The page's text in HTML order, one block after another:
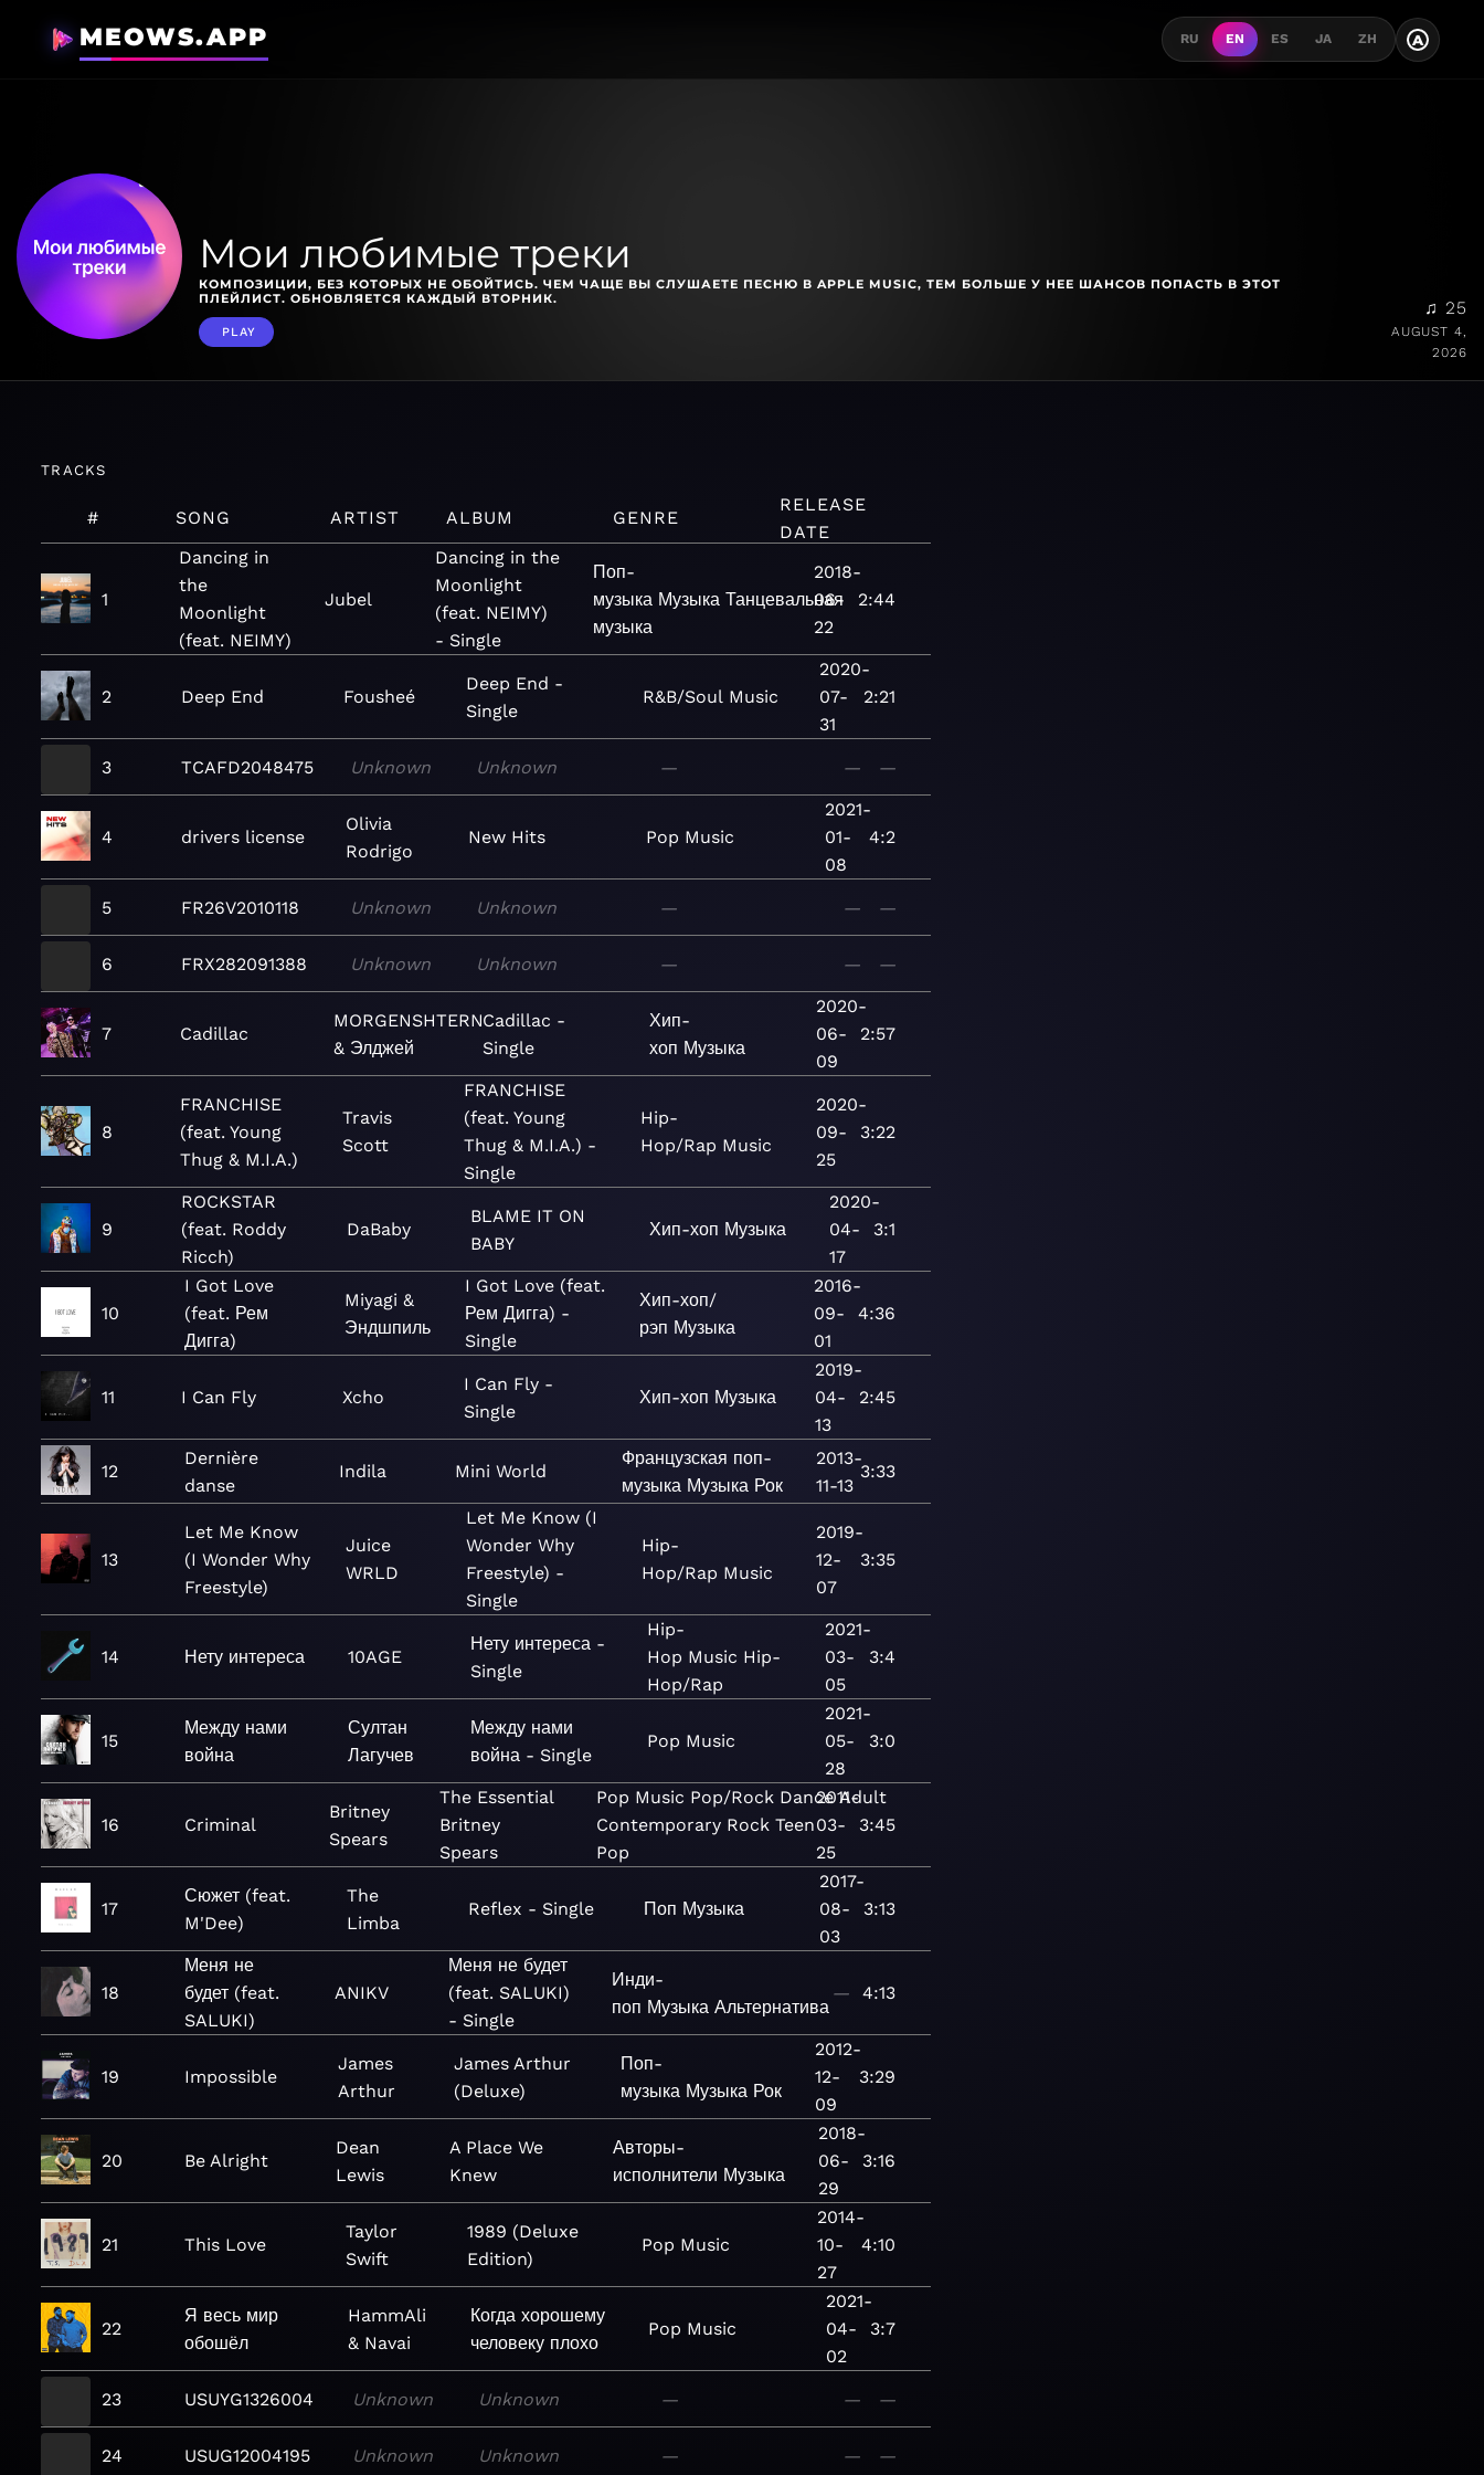
MEOWS.APP RU EN ES JA ZH A
Мои любимые треки
КОМПОЗИЦИИ, БЕЗ КОТОРЫХ НЕ ОБОЙТИСЬ. ЧЕМ ЧАЩЕ ВЫ СЛУШАЕТЕ ПЕСНЮ В APPLE MUSIC, ТЕМ БОЛЬШЕ У НЕЕ ШАНСОВ ПОПАСТЬ В ЭТОТ
ПЛЕЙЛИСТ. ОБНОВЛЯЕТСЯ КАЖДЫЙ ВТОРНИК.
PLAY
♫ 25
AUGUST 4,
2026
TRACKS
# SONG ARTIST ALBUM GENRE
RELEASE
DATE
1
Dancing in
the
Moonlight
(feat. NEIMY)
Jubel
Dancing in the
Moonlight
(feat. NEIMY)
- Single
Поп-
музыка Музыка Танцевальная
музыка
2018-
06-
22
2:44
2 Deep End Fousheé
Deep End -
Single
R&B/Soul Music
2020-
07-
31
2:21
3 TCAFD2048475 Unknown Unknown — — —
4 drivers license
Olivia
Rodrigo
New Hits Pop Music
2021-
01-
08
4:2
5 FR26V2010118 Unknown Unknown — — —
6 FRX282091388 Unknown Unknown — — —
7 Cadillac
MORGENSHTERN
& Элджей
Cadillac -
Single
Хип-
хоп Музыка
2020-
06-
09
2:57
8
FRANCHISE
(feat. Young
Thug & M.I.A.)
Travis
Scott
FRANCHISE
(feat. Young
Thug & M.I.A.) -
Single
Hip-
Hop/Rap Music
2020-
09-
25
3:22
9
ROCKSTAR
(feat. Roddy
Ricch)
DaBaby
BLAME IT ON
BABY
Хип-хоп Музыка
2020-
04-
17
3:1
10
I Got Love
(feat. Рем
Дигга)
Miyagi &
Эндшпиль
I Got Love (feat.
Рем Дигга) -
Single
Хип-хоп/
рэп Музыка
2016-
09-
01
4:36
11 I Can Fly Xcho
I Can Fly -
Single
Хип-хоп Музыка
2019-
04-
13
2:45
12
Dernière
danse
Indila Mini World
Французская поп-
музыка Музыка Рок
2013-
11-13
3:33
13
Let Me Know
(I Wonder Why
Freestyle)
Juice
WRLD
Let Me Know (I
Wonder Why
Freestyle) -
Single
Hip-
Hop/Rap Music
2019-
12-
07
3:35
14 Нету интереса 10AGE
Нету интереса -
Single
Hip-
Hop Music Hip-
Hop/Rap
2021-
03-
05
3:4
15
Между нами
война
Султан
Лагучев
Между нами
война - Single
Pop Music
2021-
05-
28
3:0
16 Criminal
Britney
Spears
The Essential
Britney
Spears
Pop Music Pop/Rock Dance Adult
Contemporary Rock Teen
Pop
2011-
03-
25
3:45
17
Сюжет (feat.
M'Dee)
The
Limba
Reflex - Single Поп Музыка
2017-
08-
03
3:13
18
Меня не
будет (feat.
SALUKI)
ANIKV
Меня не будет
(feat. SALUKI)
- Single
Инди-
поп Музыка Альтернатива
— 4:13
19 Impossible
James
Arthur
James Arthur
(Deluxe)
Поп-
музыка Музыка Рок
2012-
12-
09
3:29
20 Be Alright
Dean
Lewis
A Place We
Knew
Авторы-
исполнители Музыка
2018-
06-
29
3:16
21 This Love
Taylor
Swift
1989 (Deluxe
Edition)
Pop Music
2014-
10-
27
4:10
22
Я весь мир
обошёл
HammAli
& Navai
Когда хорошему
человеку плохо
Pop Music
2021-
04-
02
3:7
23 USUYG1326004 Unknown Unknown — — —
24 USUG12004195 Unknown Unknown — — —